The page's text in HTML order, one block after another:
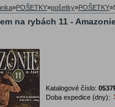
»POŠETKY»pošetky»POŠETKY»
na rybách 11 -
Katalogové číslo:
Doba expedice (dny):